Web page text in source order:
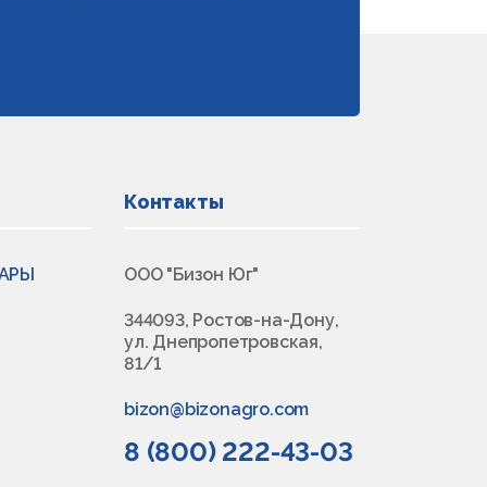
Контакты
ООО "Бизон Юг"
344093, Ростов-на-Дону,
ул. Днепропетровская,
81/1
bizon@bizonagro.com
8 (800) 222-43-03